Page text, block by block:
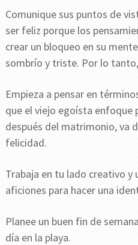
Comunique sus puntos de
ser feliz porque los
crear un bloqueo en su
sombrío y triste. Por lo
Empieza a pensar en
que el viejo egoísta enfoque
después del matrimonio, va
felicidad.
Trabaja en tu lado creativo y
aficiones para hacer una
Planee un buen fin de
día en la playa.